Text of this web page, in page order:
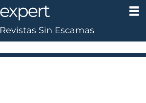
Revistas Sin Escamas